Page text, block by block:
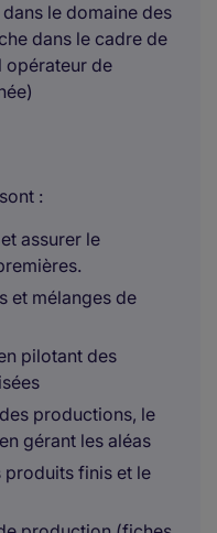
le domaine des
dans le cadre de
opérateur de
:
assurer le
et mélanges de
pilotant des
productions, le
gérant les aléas
produits finis et le